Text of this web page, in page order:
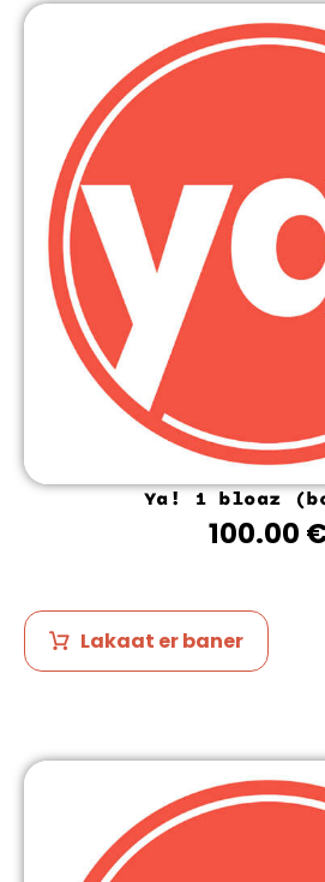
Ya! 1 bloaz
100.00
Lakaat er baner